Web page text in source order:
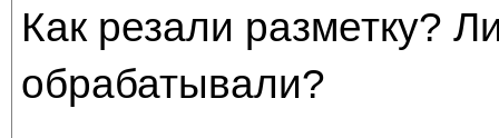
Как резали разметку?
обрабатывали?